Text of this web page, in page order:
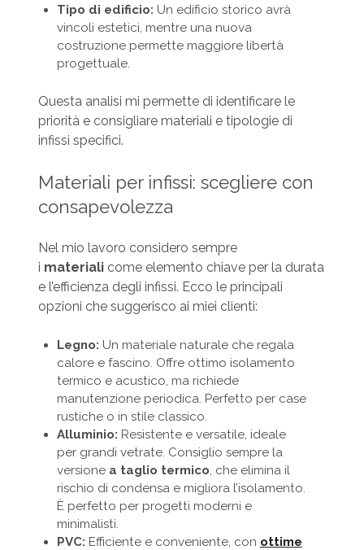
Tipo di edificio: Un edificio storico avrà
vincoli estetici, mentre una nuova
costruzione permette maggiore libertà
progettuale.
Questa analisi mi permette di identificare le
priorità e consigliare materiali e tipologie di
infissi specifici.
Materiali per infissi: scegliere con
consapevolezza
Nel mio lavoro considero sempre
i materialicome elemento chiave per la durata
e l’efficienza degli infissi. Ecco le principali
opzioni che suggerisco ai miei clienti:
Legno: Un materiale naturale che regala
calore e fascino. Offre ottimo isolamento
termico e acustico, ma richiede
manutenzione periodica. Perfetto per case
rustiche o in stile classico.
Alluminio: Resistente e versatile, ideale
per grandi vetrate. Consiglio sempre la
versione a taglio termico, che elimina il
rischio di condensa e migliora l’isolamento.
È perfetto per progetti moderni e
minimalisti.
PVC: Efficiente e conveniente, con ottime